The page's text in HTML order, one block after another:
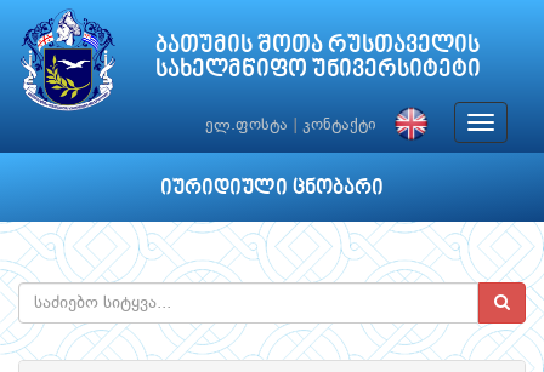
ბათუმის შოთა რუსთაველის
სახელმწიფო უნივერსიტეტი
ელ.ფოსტა კონტაქტი
Toggle
იურიდიული ცნობარი